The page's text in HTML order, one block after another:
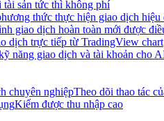
tài sản tức thì không phí
thức thực hiện giao dịch
giao dịch hoàn toàn mới được
dịch trực tiếp từ TradingView chart
năng giao dịch và tài khoản cho
chuyên nghiệpTheo dõi thao tác
Kiếm được thu nhập cao